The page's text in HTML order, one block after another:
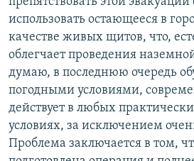
использовать остающееся в
качестве живых щитов, что,
облегчает проведения
думаю, в последнюю очередь
погодными условиями,
действует в любых
условиях, за исключением
Проблема заключается в том,